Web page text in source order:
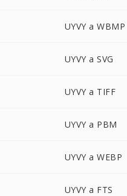
UYVY a WBMP
UYVY a SVG
UYVY a TIFF
UYVY a PBM
UYVY a WEBP
UYVY a FTS